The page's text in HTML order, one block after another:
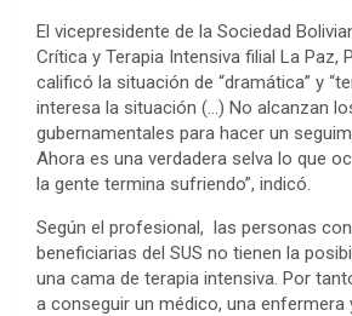
El vicepresidente de la Sociedad
Crítica y Terapia Intensiva filial La Paz,
calificó la situación de “dramática” y
interesa la situación (…) No alcanzan
gubernamentales para hacer un
Ahora es una verdadera selva lo que
la gente termina sufriendo”, indicó.
Según el profesional, las personas
beneficiarias del SUS no tienen la
una cama de terapia intensiva. Por
a conseguir un médico, una enfermera